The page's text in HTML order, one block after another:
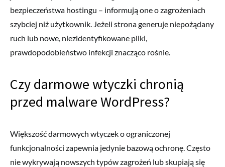
bezpieczeństwa hostingu – informują one o zagrożeniach
szybciej niż użytkownik. Jeżeli strona generuje niepożądany
ruch lub nowe, niezidentyfikowane pliki,
prawdopodobieństwo infekcji znacząco rośnie.
Czy darmowe wtyczki chronią
przed malware WordPress?
Większość darmowych wtyczek o ograniczonej
funkcjonalności zapewnia jedynie bazową ochronę. Często
nie wykrywają nowszych typów zagrożeń lub skupiają się